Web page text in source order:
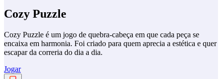
Cozy Puzzle
Cozy Puzzle é um jogo de quebra-cabeça em que cada peça se
encaixa em harmonia. Foi criado para quem aprecia a estética e quer
escapar da correria do dia a dia.
Jogar